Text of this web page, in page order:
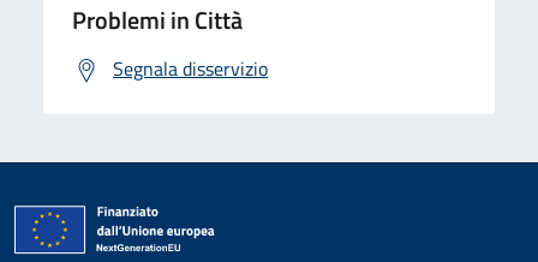
Problemi in Città
Segnala disservizio